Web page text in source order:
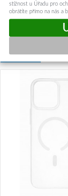
Přidat do
Mohlo by
stížnost u Úřadu pro
obrátíte přímo na nás a